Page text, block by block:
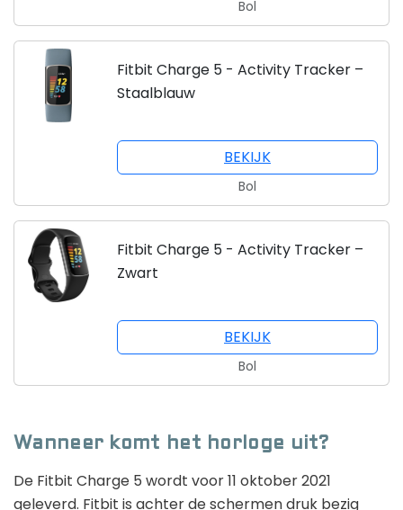
Bol
Fitbit Charge 5 - Activity Tracker –
Staalblauw
BEKIJK
Bol
Fitbit Charge 5 - Activity Tracker –
Zwart
BEKIJK
Bol
Wanneer komt het horloge uit?
De Fitbit Charge 5 wordt voor 11 oktober 2021
geleverd. Fitbit is achter de schermen druk bezig